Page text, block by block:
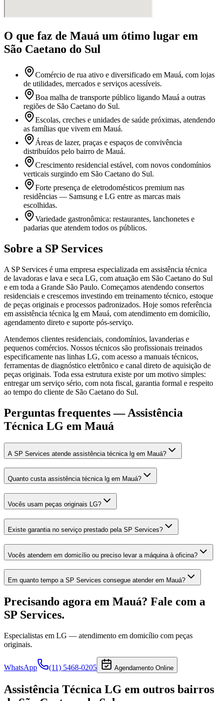
O que faz de Mauá um ótimo lugar em
São Caetano do Sul
Comércio de rua ativo e diversificado em Mauá, com lojas
de utilidades, mercados e serviços acessíveis.
Boa malha de transporte público ligando Mauá a outras
regiões de São Caetano do Sul.
Escolas, creches e unidades de saúde próximas, atendendo
as famílias que vivem em Mauá.
Áreas de lazer, praças e espaços de convivência
distribuídos pelo bairro de Mauá.
Crescimento residencial estável, com novos condomínios
verticais surgindo em São Caetano do Sul.
Forte presença de eletrodomésticos premium nas
residências — Samsung e LG entre as marcas mais
escolhidas.
Variedade gastronômica: restaurantes, lanchonetes e
padarias que atendem todos os públicos.
Sobre a SP Services
A SP Services é uma empresa especializada em assistência técnica
de lavadoras e lava e seca LG, com atuação em São Caetano do Sul
e em toda a Grande São Paulo. Começamos atendendo consertos
residenciais e crescemos investindo em treinamento técnico, estoque
de peças originais e processos padronizados. Hoje somos referência
em assistência técnica lg em Mauá, com atendimento em domicílio,
agendamento direto e suporte pós-serviço.
Atendemos clientes residenciais, condomínios, lavanderias e
pequenos comércios. Nossos técnicos são profissionais treinados
especificamente nas linhas LG, com acesso a manuais técnicos,
ferramentas de diagnóstico eletrônico e canal direto de aquisição de
peças originais. Toda essa estrutura existe por um motivo simples:
entregar um serviço sério, com nota fiscal, garantia formal e respeito
ao tempo do cliente de São Caetano do Sul.
Perguntas frequentes —Assistência
Técnica LG em Mauá
A SP Services atende assistência técnica lg em Mauá?
Quanto custa assistência técnica lg em Mauá?
Vocês usam peças originais LG?
Existe garantia no serviço prestado pela SP Services?
Vocês atendem em domicílio ou preciso levar a máquina à oficina?
Em quanto tempo a SP Services consegue atender em Mauá?
Precisando agora em Mauá? Fale com a
SP Services.
Especialistas em LG — atendimento em domicílio com peças
originais.
WhatsApp (11) 5468-0205 Agendamento Online
Assistência Técnica LG em outros bairros